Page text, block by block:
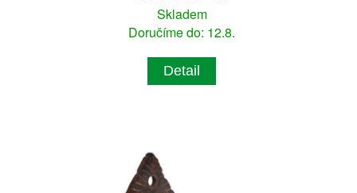
Skladem
Doručíme do: 12.8.
Detail